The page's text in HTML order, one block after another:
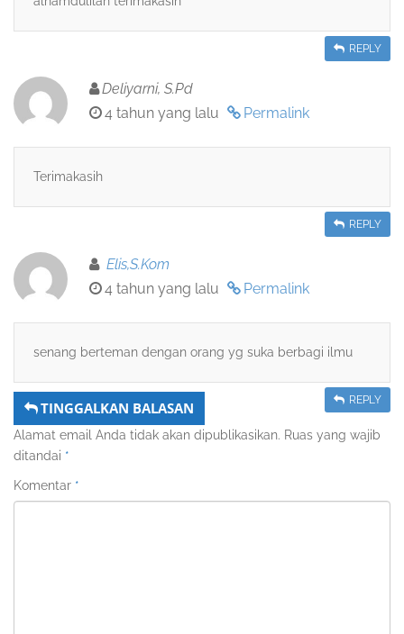
REPLY
Deliyarni, S.Pd
4 tahun yang lalu
Permalink
Terimakasih
REPLY
Elis,S.Kom
4 tahun yang lalu
Permalink
senang berteman dengan orang yg suka berbagi ilmu
REPLY
TINGGALKAN BALASAN
Alamat email Anda tidak akan dipublikasikan. Ruas yang wajib
ditandai *
Komentar *